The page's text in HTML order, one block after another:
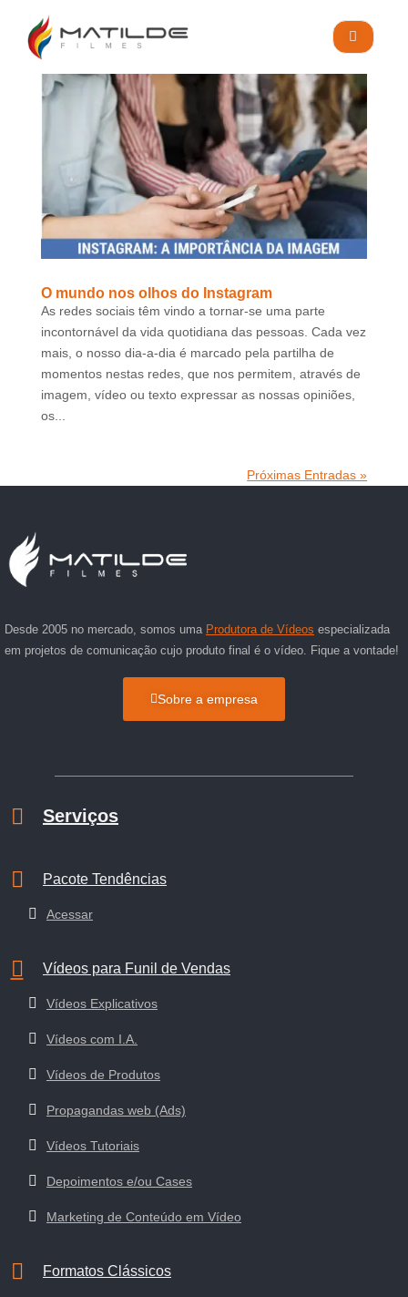
O mundo nos olhos do Instagram
As redes sociais têm vindo a tornar-se uma parte
incontornável da vida quotidiana das pessoas. Cada vez
mais, o nosso dia-a-dia é marcado pela partilha de
momentos nestas redes, que nos permitem, através de
imagem, vídeo ou texto expressar as nossas opiniões,
os...
Próximas Entradas »
Desde 2005 no mercado, somos uma Produtora de Vídeos especializada
em projetos de comunicação cujo produto final é o vídeo. Fique a vontade!
Sobre a empresa
Serviços
Pacote Tendências
Acessar
Vídeos para Funil de Vendas
Vídeos Explicativos
Vídeos com I.A.
Vídeos de Produtos
Propagandas web (Ads)
Vídeos Tutoriais
Depoimentos e/ou Cases
Marketing de Conteúdo em Vídeo
Formatos Clássicos